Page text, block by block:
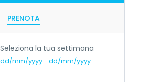
PRENOTA
Seleziona la tua settimana
dd/mm/yyyy- dd/mm/yyyy